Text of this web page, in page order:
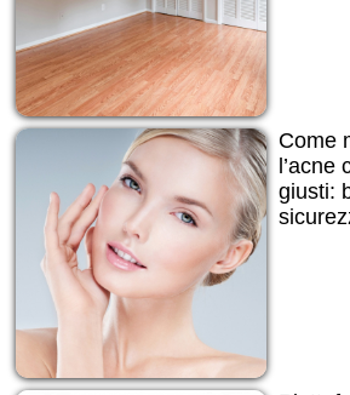
Come
l’acne
giusti: